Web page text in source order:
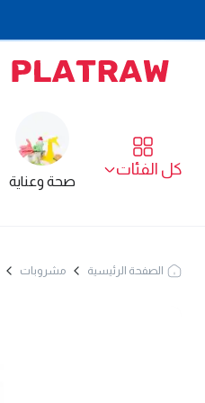
كل الفئات
صحة وعناية
الصفحة الرئيسية مشروبات